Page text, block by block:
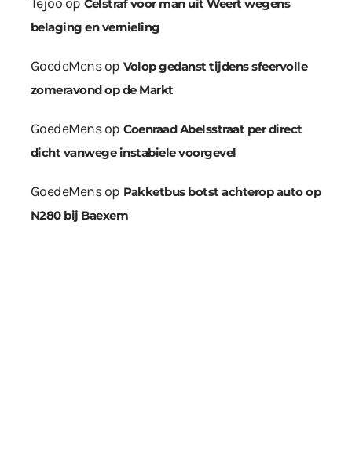
Celstraf voor man uit Weert wegens
belaging en vernieling
GoedeMensop Volop gedanst tijdens sfeervolle
zomeravond op de Markt
GoedeMensop Coenraad Abelsstraat per direct
dicht vanwege instabiele voorgevel
GoedeMensop Pakketbus botst achterop auto op
N280 bij Baexem